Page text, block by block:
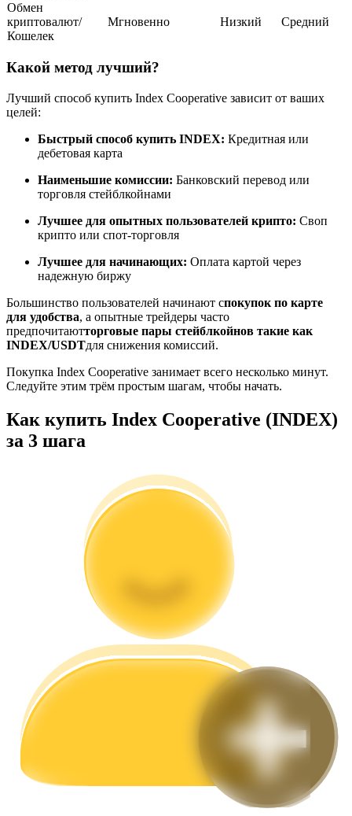
Присоединяйтесь к лучшим трейдерам
Наслаждайтесь распределением прибыли и комиссиями
Информация
Руководство для начинающих по фьючерсам
Узнайте, как оставаться прибыльным
Обмен
криптовалют/
Кошелек
Мгновенно Низкий Средний
Какой метод лучший?
Лучший способ купить Index Cooperative зависит от ваших
целей:
Быстрый способ купить INDEX: Кредитная или
дебетовая карта
Наименьшие комиссии: Банковский перевод или
торговля стейблкойнами
Лучшее для опытных пользователей крипто: Своп
крипто или спот-торговля
Лучшее для начинающих: Оплата картой через
надежную биржу
Большинство пользователей начинают спокупок по карте
для удобства, а опытные трейдеры часто
предпочитаютторговые пары стейблкойнов такие как
INDEX/USDTдля снижения комиссий.
Покупка Index Cooperative занимает всего несколько минут.
Следуйте этим трём простым шагам, чтобы начать.
Как купить Index Cooperative (INDEX)
за 3 шага